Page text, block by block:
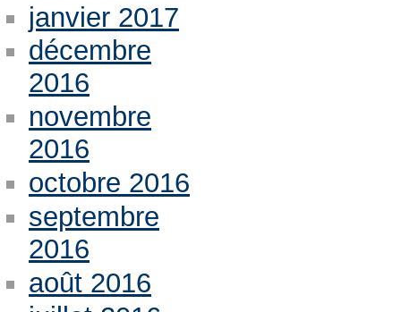
janvier 2017
décembre
2016
novembre
2016
octobre 2016
septembre
2016
août 2016